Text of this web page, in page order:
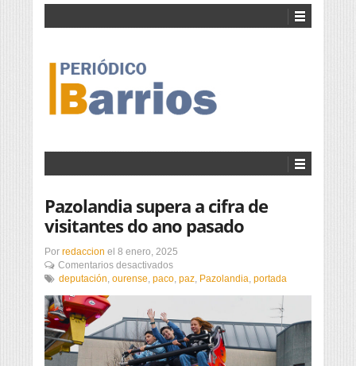
Pazolandia supera a cifra de
visitantes do ano pasado
Por redaccion el 8 enero, 2025
Comentarios desactivadosen
Pazolandia
cifra
de
visitantes
do
deputación, ourense, paco, paz, Pazolandia, portada